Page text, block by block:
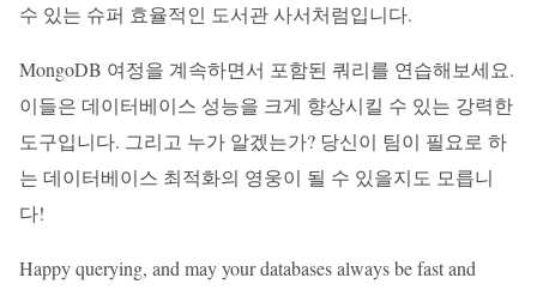
수 있는 슈퍼 효율적인 도서관 사서처럼입니다.
MongoDB 여정을 계속하면서 포함된 쿼리를 연습해보세요.
이들은 데이터베이스 성능을 크게 향상시킬 수 있는 강력한
도구입니다. 그리고 누가 알겠는가? 당신이 팀이 필요로 하
는 데이터베이스 최적화의 영웅이 될 수 있을지도 모릅니
다!
Happy querying, and may your databases always be fast and